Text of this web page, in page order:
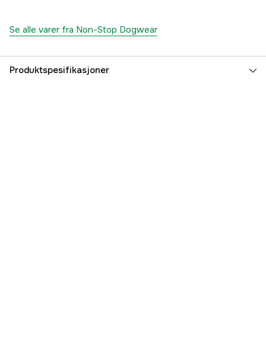
Se alle varer fra Non-Stop Dogwear
Produktspesifikasjoner